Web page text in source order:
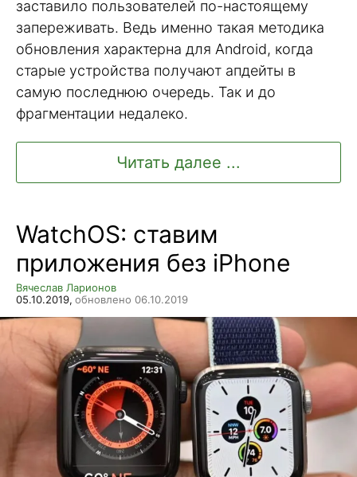
заставило пользователей по-настоящему
запереживать. Ведь именно такая методика
обновления характерна для Android, когда
старые устройства получают апдейты в
самую последнюю очередь. Так и до
фрагментации недалеко.
Читать далее ...
WatchOS: ставим
приложения без iPhone
Вячеслав Ларионов
05.10.2019, обновлено 06.10.2019